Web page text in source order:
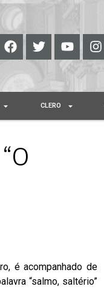
CLERO
é acompanhado de
“salmo, saltério”